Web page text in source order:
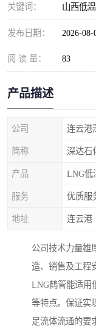
关键词： 山西低
发布日期： 2026-08-
阅 读 量： 83
产品描述
公司 连云港
简称 深达石
产品 LNG低
服务 优质服
地址 连云港
公司技术力量雄
造、销售及工程
LNG鹤管能适用
等特点。保证实
足流体流通的要